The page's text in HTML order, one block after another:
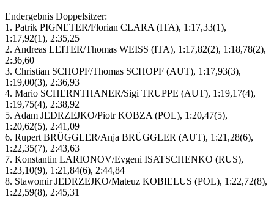
Endergebnis Doppelsitzer:
1. Patrik PIGNETER/Florian CLARA (ITA), 1:17,33(1),
1:17,92(1), 2:35,25
2. Andreas LEITER/Thomas WEISS (ITA), 1:17,82(2), 1:18,78(2),
2:36,60
3. Christian SCHOPF/Thomas SCHOPF (AUT), 1:17,93(3),
1:19,00(3), 2:36,93
4. Mario SCHERNTHANER/Sigi TRUPPE (AUT), 1:19,17(4),
1:19,75(4), 2:38,92
5. Adam JEDRZEJKO/Piotr KOBZA (POL), 1:20,47(5),
1:20,62(5), 2:41,09
6. Rupert BRÜGGLER/Anja BRÜGGLER (AUT), 1:21,28(6),
1:22,35(7), 2:43,63
7. Konstantin LARIONOV/Evgeni ISATSCHENKO (RUS),
1:23,10(9), 1:21,84(6), 2:44,84
8. Stawomir JEDRZEJKO/Mateuz KOBIELUS (POL), 1:22,72(8),
1:22,59(8), 2:45,31